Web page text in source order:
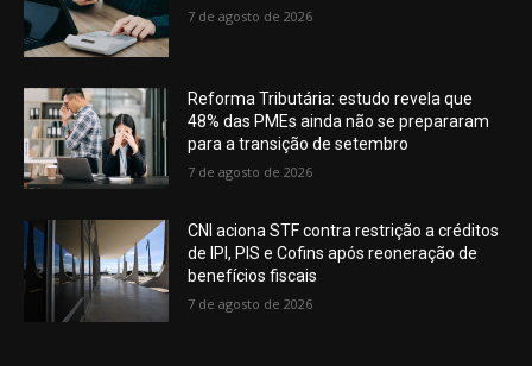
7 de agosto de 2026
Reforma Tributária: estudo revela que
48% das PMEs ainda não se prepararam
para a transição de setembro
7 de agosto de 2026
CNI aciona STF contra restrição a créditos
de IPI, PIS e Cofins após reoneração de
benefícios fiscais
7 de agosto de 2026